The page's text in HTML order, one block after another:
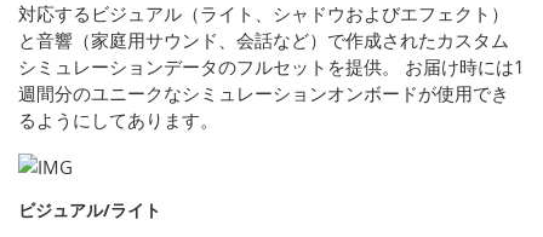
対応するビジュアル（ライト、シャドウおよびエフェクト）
と音響（家庭用サウンド、会話など）で作成されたカスタム
シミュレーションデータのフルセットを提供。 お届け時には1
週間分のユニークなシミュレーションオンボードが使用でき
るようにしてあります。
ビジュアル/ライト